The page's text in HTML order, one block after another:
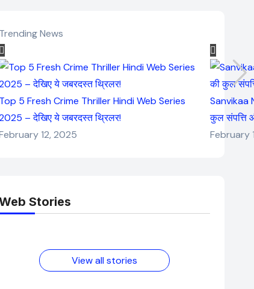
Trending News
Top 5 Fresh Crime Thriller Hindi Web Series
– देखिए ये जबरदस्त थ्रिलर!
12, 2025
Sanvikaa
कुल संपत्ति
February
Stories
Elvish Yadav: एक
आम लड़के से यूट्यूबर
फिल्मों का जादू और
View all stories